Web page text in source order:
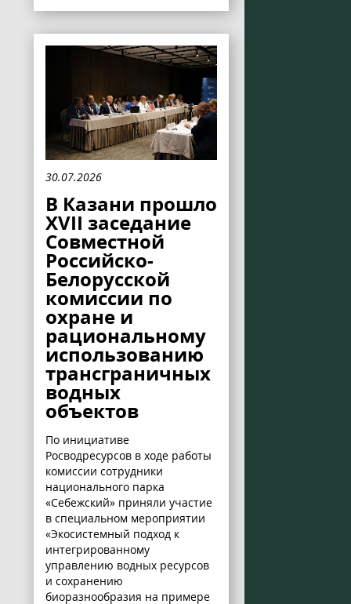
30.07.2026
В Казани прошло
XVII заседание
Совместной
Российско-
Белорусской
комиссии по
охране и
рациональному
использованию
трансграничных
водных
объектов
По инициативе
Росводресурсов в ходе работы
комиссии сотрудники
национального парка
«Себежский» приняли участие
в специальном мероприятии
«Экосистемный подход к
интегрированному
управлению водных ресурсов
и сохранению
биоразнообразия на примере